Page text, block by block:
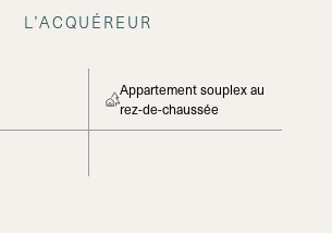
L’ACQUÉREUR
Appartement souplex au
rez-de-chaussée